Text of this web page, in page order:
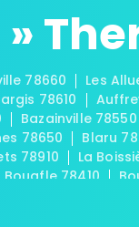
78660 Les
78610
Bazainville 78550
78650 Blaru
78910 La
Bouafle 78410